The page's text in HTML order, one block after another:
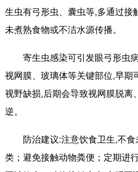
生虫有弓形虫、囊虫等,多通过接
未煮熟食物或不洁水源传播。
寄生虫感染可引发眼弓形虫
视网膜、玻璃体等关键部位,早期
视野缺损,后期会导致视网膜脱离
逆。
防治建议:注意饮食卫生,不食
类；避免接触动物粪便；定期进